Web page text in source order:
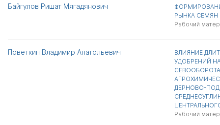
Байгулов Ришат Мягадянович
РЫНКА СЕМЯН
Рабочий
Поветкин Владимир Анатольевич
ВЛИЯНИЕ
УДОБРЕНИЙ
ДЕРНОВО-
Рабочий